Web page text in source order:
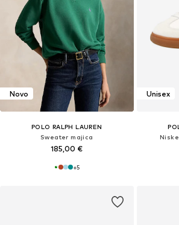
Novo
POLO RALPH LAUREN
Sweater majica
185,00 €
+5
Unisex